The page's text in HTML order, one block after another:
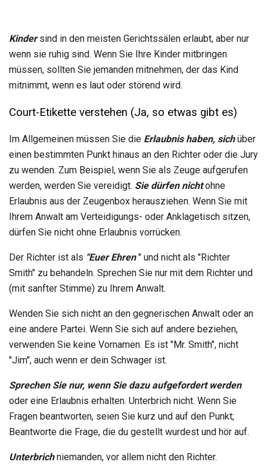
Kindersind in den meisten Gerichtssälen erlaubt, aber nur
wenn sie ruhig sind. Wenn Sie Ihre Kinder mitbringen
müssen, sollten Sie jemanden mitnehmen, der das Kind
mitnimmt, wenn es laut oder störend wird.
Court-Etikette verstehen (Ja, so etwas gibt es)
Im Allgemeinen müssen Sie die Erlaubnis haben, sichüber
einen bestimmten Punkt hinaus an den Richter oder die Jury
zu wenden. Zum Beispiel, wenn Sie als Zeuge aufgerufen
werden, werden Sie vereidigt. Sie dürfen nichtohne
Erlaubnis aus der Zeugenbox herausziehen. Wenn Sie mit
Ihrem Anwalt am Verteidigungs- oder Anklagetisch sitzen,
dürfen Sie nicht ohne Erlaubnis vorrücken.
Der Richter ist als "Euer Ehren" und nicht als "Richter
Smith" zu behandeln. Sprechen Sie nur mit dem Richter und
(mit sanfter Stimme) zu Ihrem Anwalt.
Wenden Sie sich nicht an den gegnerischen Anwalt oder an
eine andere Partei. Wenn Sie sich auf andere beziehen,
verwenden Sie keine Vornamen. Es ist "Mr. Smith", nicht
"Jim", auch wenn er dein Schwager ist.
Sprechen Sie nur, wenn Sie dazu aufgefordert werden
oder eine Erlaubnis erhalten. Unterbrich nicht. Wenn Sie
Fragen beantworten, seien Sie kurz und auf den Punkt;
Beantworte die Frage, die du gestellt wurdest und hör auf.
Unterbrichniemanden, vor allem nicht den Richter.